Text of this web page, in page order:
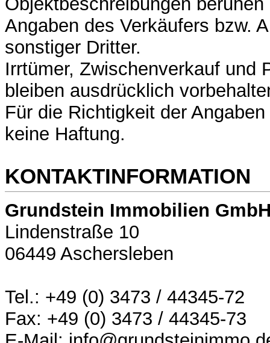
Angaben des Verkäufers bzw.
sonstiger Dritter.
Irrtümer, Zwischenverkauf und
bleiben ausdrücklich
Für die Richtigkeit der
keine Haftung.
KONTAKTINFORMATION
Grundstein Immobilien
Lindenstraße 10
06449 Aschersleben
Tel.: +49 (0) 3473 / 44345-72
Fax: +49 (0) 3473 / 44345-73